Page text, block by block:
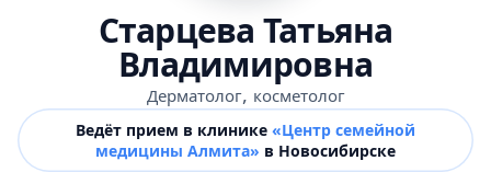
Старцева Татьяна
Владимировна
Дерматолог, косметолог
Ведёт прием в клинике «Центр семейной
медицины Алмита» в Новосибирске